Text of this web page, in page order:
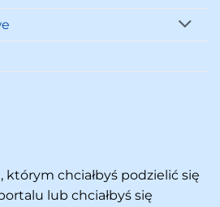
którym chciałbyś podzielić się
lub chciałbyś się